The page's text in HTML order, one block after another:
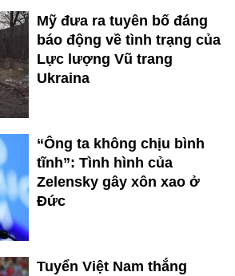
Mỹ đưa ra tuyên bố đáng
báo động về tình trạng của
Lực lượng Vũ trang
Ukraina
“Ông ta không chịu bình
tĩnh”: Tình hình của
Zelensky gây xôn xao ở
Đức
Tuyển Việt Nam thắng